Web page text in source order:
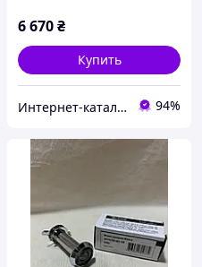
6 670₴
Купить
Интернет-каталог скидок "Профит плюс" 94%